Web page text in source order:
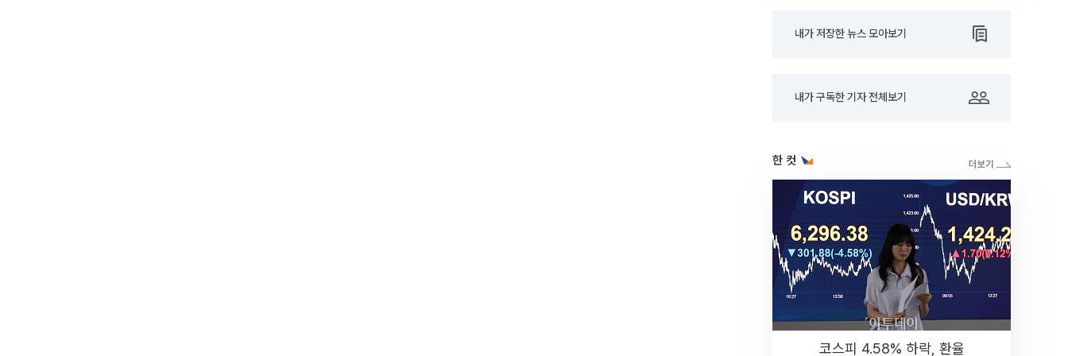
내가 저장한 뉴스 모아보기
내가 구독한 기자 전체보기
한 컷
코스피 4.58% 하락, 환율